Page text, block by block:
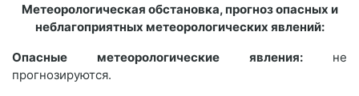
Метеорологическая обстановка, прогноз опасных и
неблагоприятных метеорологических явлений:
Опасные метеорологические явления: не
прогнозируются.